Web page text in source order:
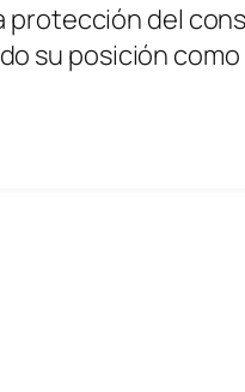
protección del
su posición